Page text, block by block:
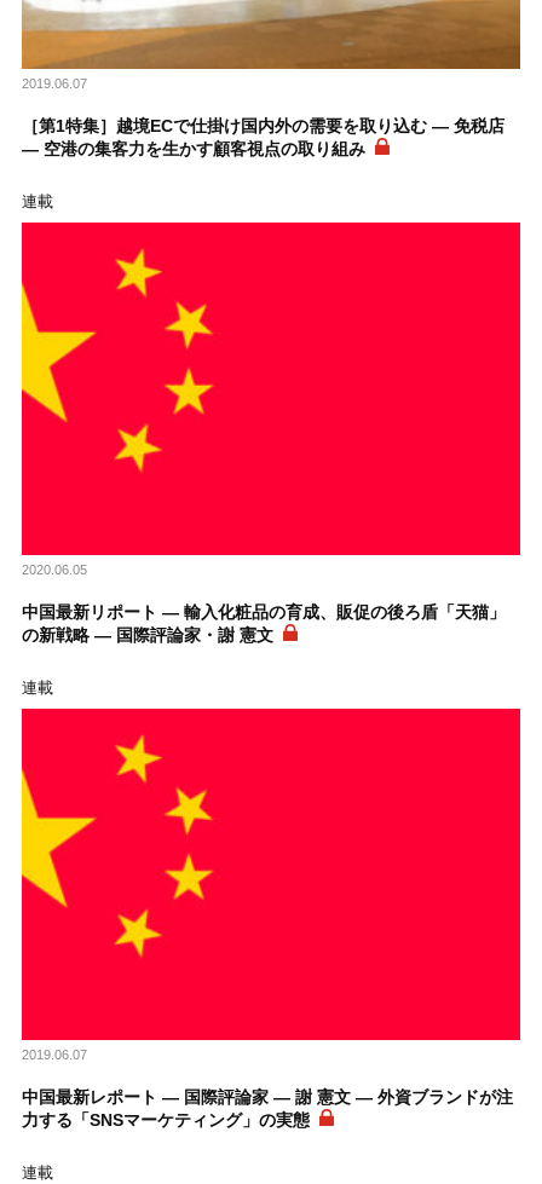
2019.06.07
［第1特集］越境ECで仕掛け国内外の需要を取り込む ― 免税店
― 空港の集客力を生かす顧客視点の取り組み
連載
2020.06.05
中国最新リポート ― 輸入化粧品の育成、販促の後ろ盾「天猫」
の新戦略 ― 国際評論家・謝 憲文
連載
2019.06.07
中国最新レポート ― 国際評論家 ― 謝 憲文 ― 外資ブランドが注
力する「SNSマーケティング」の実態
連載